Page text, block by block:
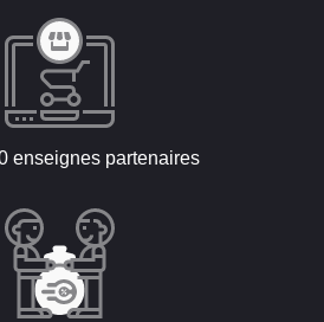
enseignes partenaires